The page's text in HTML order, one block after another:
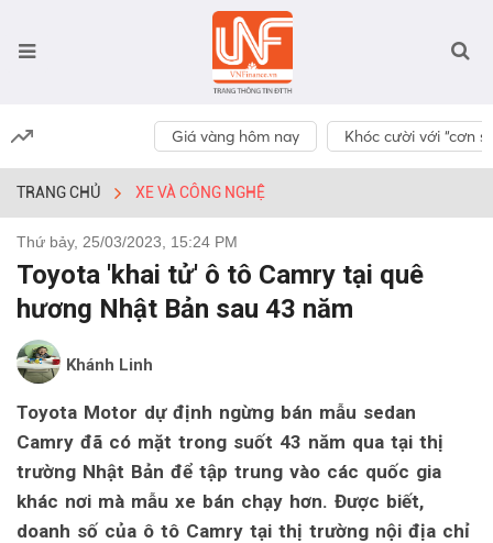
Giá vàng hôm nay Khóc cười với “cơn
TRANG CHỦ XE VÀ CÔNG NGHỆ
Thứ bảy, 25/03/2023, 15:24 PM
Toyota 'khai tử' ô tô Camry tại quê
hương Nhật Bản sau 43 năm
Khánh Linh
Toyota Motor dự định ngừng bán mẫu sedan
Camry đã có mặt trong suốt 43 năm qua tại thị
trường Nhật Bản để tập trung vào các quốc gia
khác nơi mà mẫu xe bán chạy hơn. Được biết,
doanh số của ô tô Camry tại thị trường nội địa chỉ